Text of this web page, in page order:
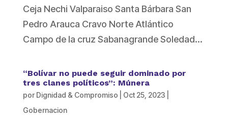
Ceja Nechi Valparaiso Santa Bárbara San
Pedro Arauca Cravo Norte Atlántico
Campo de la cruz Sabanagrande Soledad...
“Bolívar no puede seguir dominado por
tres clanes políticos”: Múnera
por Dignidad & Compromiso Oct 25, 2023
Gobernacion